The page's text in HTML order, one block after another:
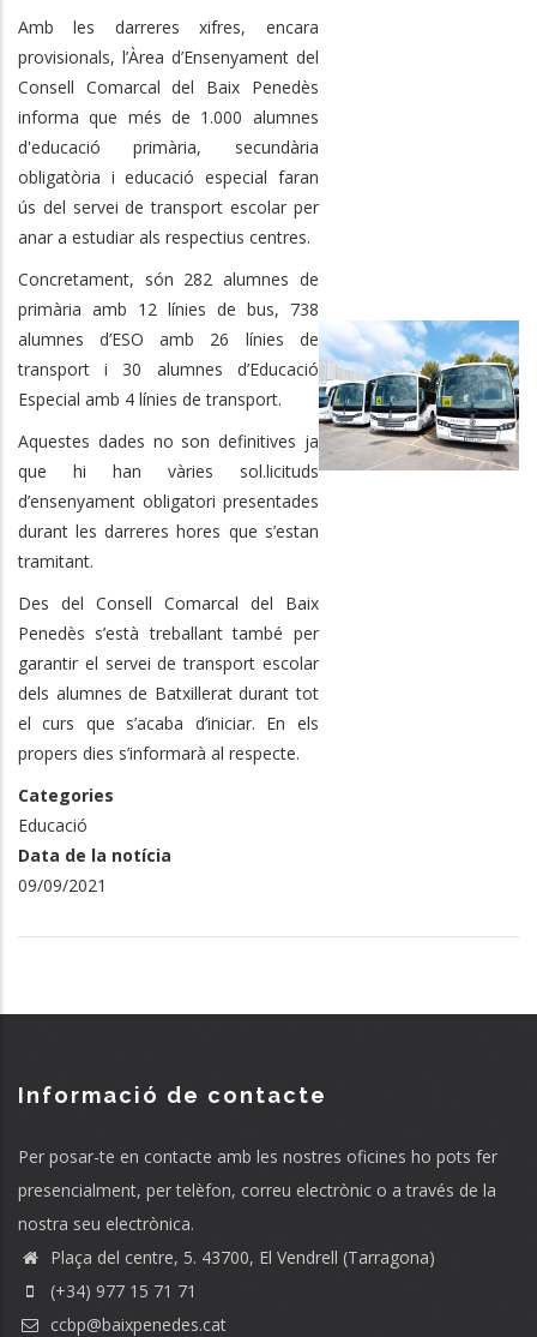
Amb les darreres xifres, encara
provisionals, l’Àrea d’Ensenyament del
Consell Comarcal del Baix Penedès
informa que més de 1.000 alumnes
d'educació primària, secundària
obligatòria i educació especial faran
ús del servei de transport escolar per
anar a estudiar als respectius centres.
Concretament, són 282 alumnes de
primària amb 12 línies de bus, 738
alumnes d’ESO amb 26 línies de
transport i 30 alumnes d’Educació
Especial amb 4 línies de transport.
Aquestes dades no son definitives ja
que hi han vàries sol.licituds
d’ensenyament obligatori presentades
durant les darreres hores que s’estan
tramitant.
Des del Consell Comarcal del Baix
Penedès s’està treballant també per
garantir el servei de transport escolar
dels alumnes de Batxillerat durant tot
el curs que s’acaba d’iniciar. En els
propers dies s’informarà al respecte.
Categories
Educació
Data de la notícia
09/09/2021
Informació de contacte
Per posar-te en contacte amb les nostres oficines ho pots fer
presencialment, per telèfon, correu electrònic o a través de la
nostra seu electrònica.
Plaça del centre, 5. 43700, El Vendrell (Tarragona)
(+34) 977 15 71 71
ccbp@baixpenedes.cat